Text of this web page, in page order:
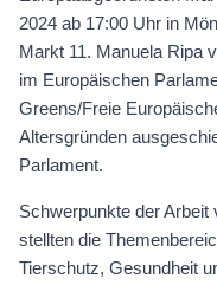
2024 ab 17:00 Uhr in
Markt 11. Manuela Ripa
im Europäischen
Greens/Freie
Altersgründen
Parlament.
Schwerpunkte der Arbeit
stellten die
Tierschutz, Gesundheit